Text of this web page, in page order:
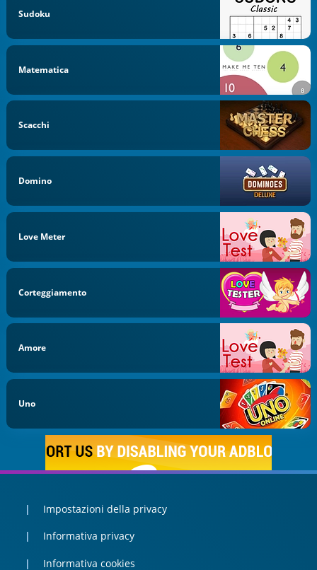
Sudoku
Matematica
Scacchi
Domino
Love Meter
Corteggiamento
Amore
Uno
Impostazioni della privacy
Informativa privacy
Informativa cookies